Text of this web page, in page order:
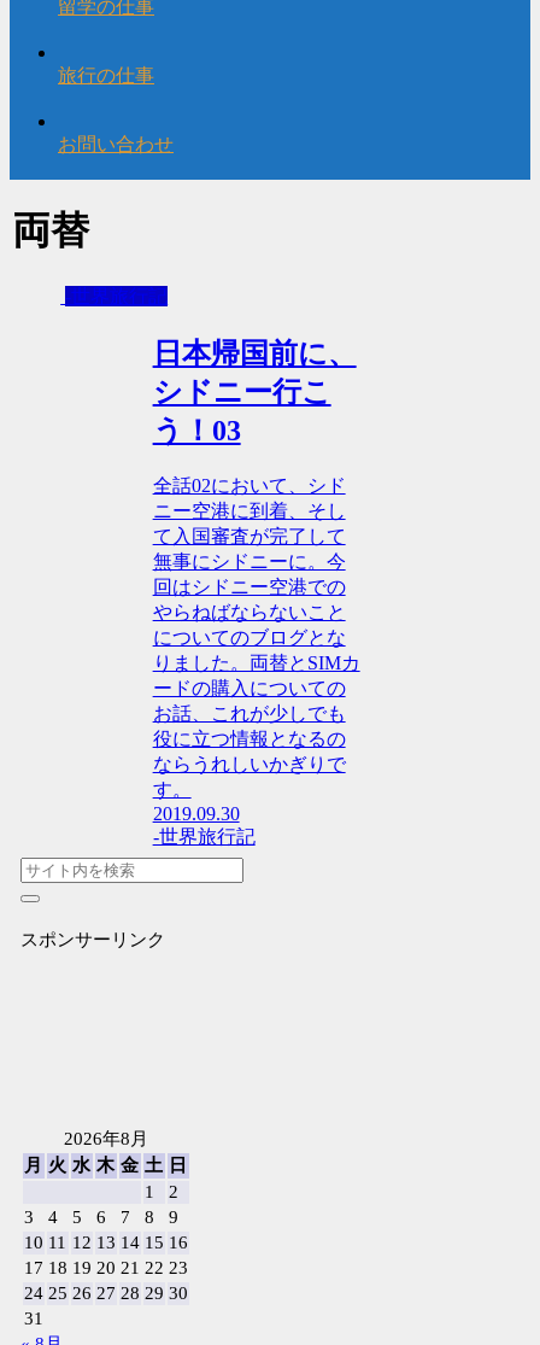
留学の仕事
旅行の仕事
お問い合わせ
両替
-世界旅行記
日本帰国前に、
シドニー行こ
う！03
全話02において、シド
ニー空港に到着、そし
て入国審査が完了して
無事にシドニーに。今
回はシドニー空港での
やらねばならないこと
についてのブログとな
りました。両替とSIMカ
ードの購入についての
お話、これが少しでも
役に立つ情報となるの
ならうれしいかぎりで
す。
2019.09.30
-世界旅行記
スポンサーリンク
2026年8月
月
火 水 木 金 土
日
1
2
3
4 5 6 7 8
9
10 11 12 13 14 15 16
17 18 19 20 21 22 23
24 25 26 27 28 29 30
31